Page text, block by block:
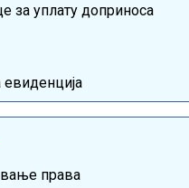
за уплату доприноса
права